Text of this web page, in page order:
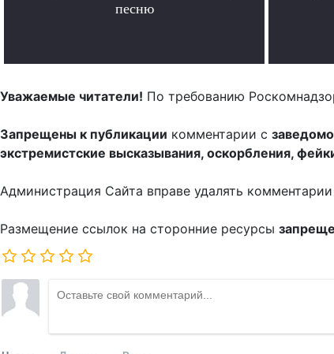
песню
Уважаемые читатели! По требованию
Запрещены к публикации комментарии с
экстремистские высказывания, оскорбления,
Администрация Сайта вправе удалять
Размещение ссылок на сторонние ресурсы